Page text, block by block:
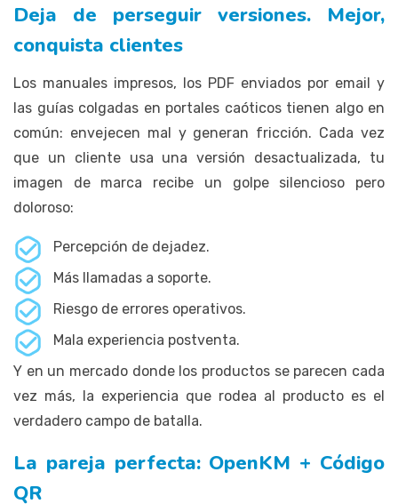
Deja de perseguir versiones. Mejor,
conquista clientes
Los manuales impresos, los PDF enviados por email y
las guías colgadas en portales caóticos tienen algo en
común: envejecen mal y generan fricción. Cada vez
que un cliente usa una versión desactualizada, tu
imagen de marca recibe un golpe silencioso pero
doloroso:
Percepción de dejadez.
Más llamadas a soporte.
Riesgo de errores operativos.
Mala experiencia postventa.
Y en un mercado donde los productos se parecen cada
vez más, la experiencia que rodea al producto es el
verdadero campo de batalla.
La pareja perfecta: OpenKM + Código
QR